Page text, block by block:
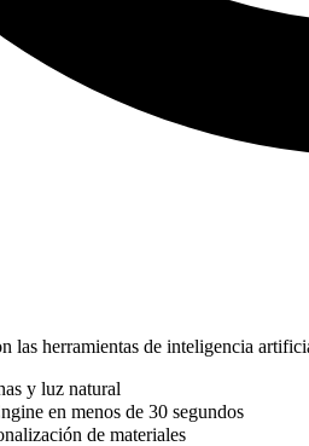
las herramientas de inteligencia
y luz natural
en menos de 30 segundos
de materiales